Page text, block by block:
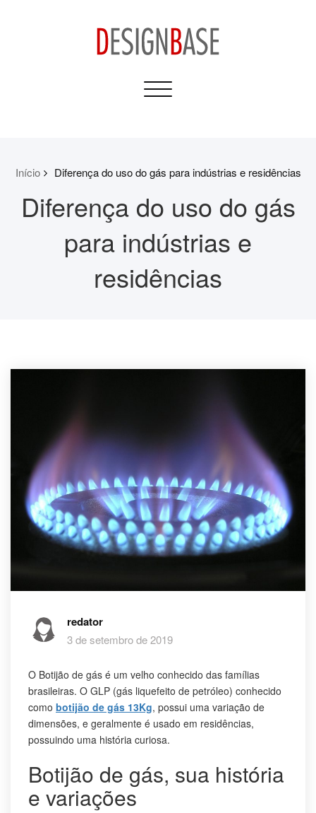
Toggle
Início Diferença do uso do gás para indústrias e residências
Diferença do uso do gás
para indústrias e
residências
redator
3 de setembro de 2019
O Botijão de gás é um velho conhecido das famílias
brasileiras. O GLP (gás liquefeito de petróleo) conhecido
como botijão de gás 13Kg, possui uma variação de
dimensões, e geralmente é usado em residências,
possuindo uma história curiosa.
Botijão de gás, sua história
e variações